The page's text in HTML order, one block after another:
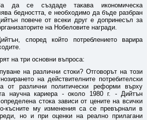
да се създаде такава икономическа
бедността, е необходимо да бъде разбран
повече от всеки друг е допринесъл за
на Нобеловите награди.
според който потреблението варира
на три основни въпроса:
на различни стоки? Отговорът на този
на действителните потребителски
различни политически реформи върху
научна кариера - около 1980 г. - Дийтън
стока зависи от цените на всички
късните му изменения са се превърнали в
но и при оценки на реално прилагани